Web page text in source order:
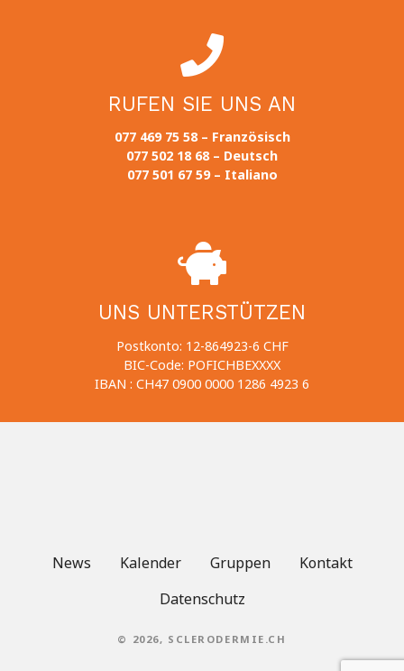
RUFEN SIE UNS AN
077 469 75 58 – Französisch
077 502 18 68 – Deutsch
077 501 67 59 – Italiano
UNS UNTERSTÜTZEN
Postkonto: 12-864923-6 CHF
BIC-Code: POFICHBEXXXX
IBAN : CH47 0900 0000 1286 4923 6
News Kalender Gruppen
Kontakt
Datenschutz
© 2026, SCLERODERMIE.CH